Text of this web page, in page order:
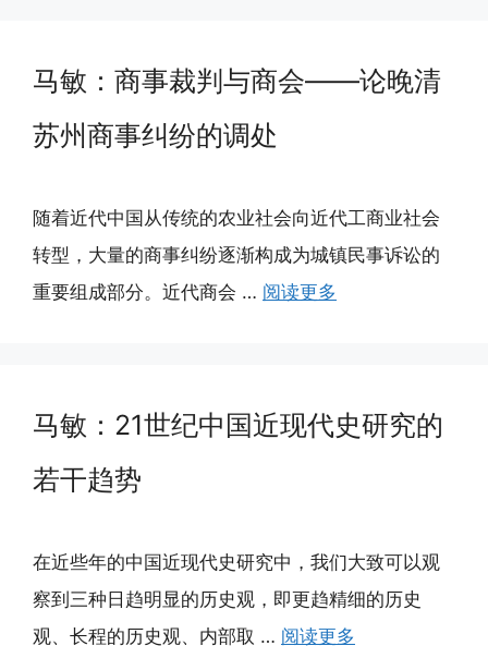
马敏：商事裁判与商会——论晚清
苏州商事纠纷的调处
随着近代中国从传统的农业社会向近代工商业社会
转型，大量的商事纠纷逐渐构成为城镇民事诉讼的
重要组成部分。近代商会 … 阅读更多
马敏：21世纪中国近现代史研究的
若干趋势
在近些年的中国近现代史研究中，我们大致可以观
察到三种日趋明显的历史观，即更趋精细的历史
观、长程的历史观、内部取 … 阅读更多